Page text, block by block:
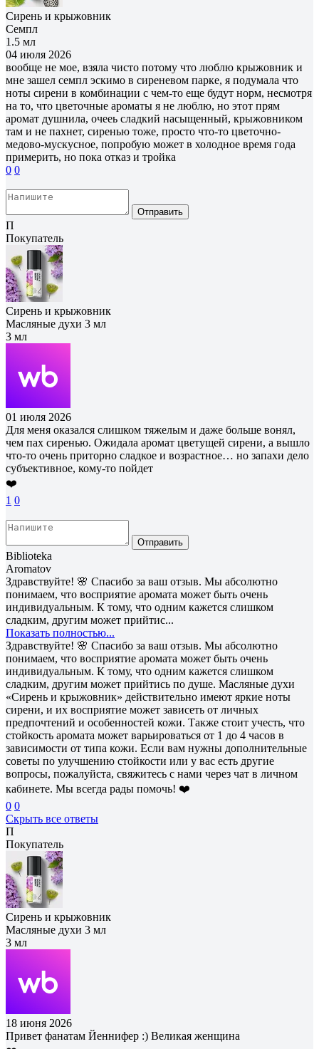
Сирень и крыжовник
Семпл
1.5 мл
04 июля 2026
вообще не мое, взяла чисто потому что люблю крыжовник и
мне зашел семпл эскимо в сиреневом парке, я подумала что
ноты сирени в комбинации с чем-то еще будут норм, несмотря
на то, что цветочные ароматы я не люблю, но этот прям
аромат душнила, очееь сладкий насыщенный, крыжовником
там и не пахнет, сиренью тоже, просто что-то цветочно-
медово-мускусное, попробую может в холодное время года
примерить, но пока отказ и тройка
0 0
Отправить
П
Покупатель
Сирень и крыжовник
Масляные духи 3 мл
3 мл
01 июля 2026
Для меня оказался слишком тяжелым и даже больше вонял,
чем пах сиренью. Ожидала аромат цветущей сирени, а вышло
что-то очень приторно сладкое и возрастное… но запахи дело
субъективное, кому-то пойдет
❤️
1 0
Отправить
Biblioteka
Aromatov
Здравствуйте! 🌸 Спасибо за ваш отзыв. Мы абсолютно
понимаем, что восприятие аромата может быть очень
индивидуальным. К тому, что одним кажется слишком
сладким, другим может прийтис...
Показать полностью...
Здравствуйте! 🌸 Спасибо за ваш отзыв. Мы абсолютно
понимаем, что восприятие аромата может быть очень
индивидуальным. К тому, что одним кажется слишком
сладким, другим может прийтись по душе. Масляные духи
«Сирень и крыжовник» действительно имеют яркие ноты
сирени, и их восприятие может зависеть от личных
предпочтений и особенностей кожи. Также стоит учесть, что
стойкость аромата может варьироваться от 1 до 4 часов в
зависимости от типа кожи. Если вам нужны дополнительные
советы по улучшению стойкости или у вас есть другие
вопросы, пожалуйста, свяжитесь с нами через чат в личном
кабинете. Мы всегда рады помочь! ❤️
0 0
Скрыть все ответы
П
Покупатель
Сирень и крыжовник
Масляные духи 3 мл
3 мл
18 июня 2026
Привет фанатам Йеннифер :) Великая женщина